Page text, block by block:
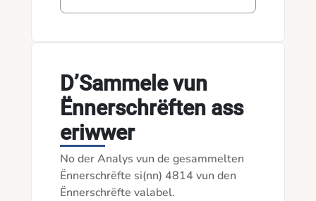
D’Sammele vun
Ënnerschrëften ass
eriwwer
No der Analys vun de gesammelten
Ënnerschrëfte si(nn) 4814 vun den
Ënnerschrëfte valabel.